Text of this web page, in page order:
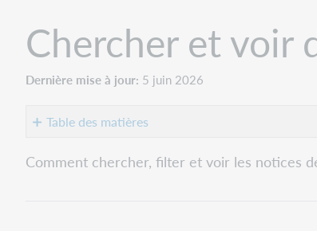
Chercher et voir
Dernière mise à jour 5 juin 2026
Table des matières
Chercher
une
Comment chercher, filter et voir les notices